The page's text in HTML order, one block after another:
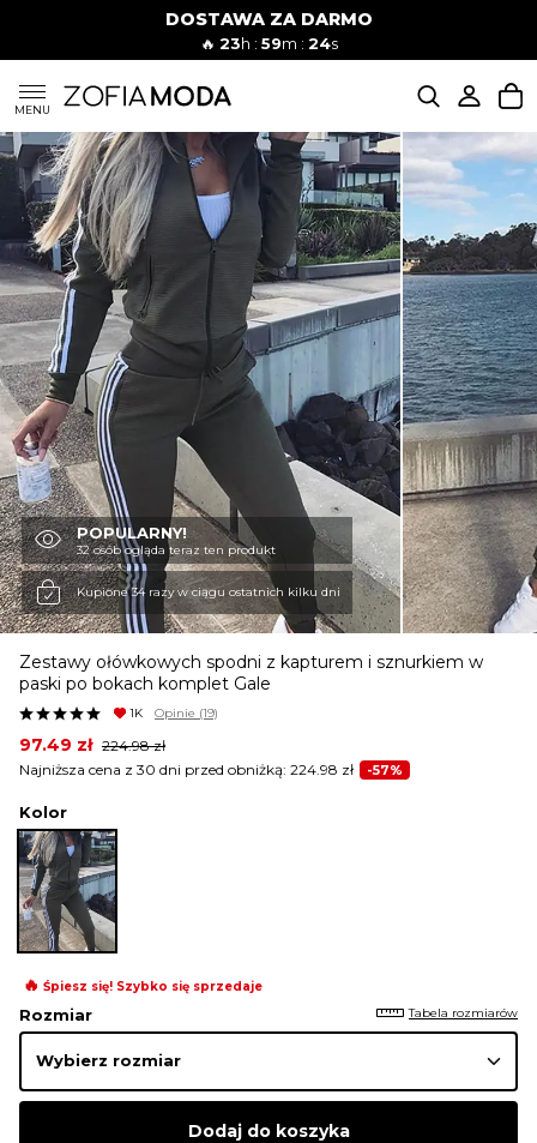
DOSTAWA ZA DARMO
🔥 23h : 59m : 23s
MENU
SUKIENKI
KOMPLETY
JEANSY
SZORTY
MODA PLAŻOWA
BLUZKI
KURTKI I PŁASZCZE
SPÓDNICE
KOMBINEZONY
DRESY
MARYNARKI
BLUZY
POPULARNY!
32 osób ogląda teraz ten produkt
Kupione 34 razy w ciągu ostatnich kilku dni
Zestawy ołówkowych spodni z kapturem i sznurkiem w
paski po bokach komplet Gale
1K Opinie (19)
224.98zł
Original
price
was:
97.49 zł
Current
price
is:
Najniższa cena z 30 dni przed obniżką: 224.98 zł -57%
Kolor
🔥 Śpiesz się! Szybko się sprzedaje
Rozmiar Tabela rozmiarów
Dodaj do koszyka